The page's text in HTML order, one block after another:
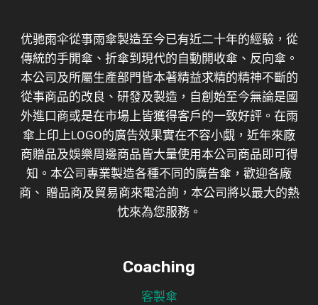
优驰雨伞從事雨傘製造至今已有近二十年的經驗，從
傳統的手開傘、折傘到現代的自動開收傘、反向傘。
本公司及所屬生產部門皆本著精益求精的精神不斷的
從事商品的改良、研發及製造，自創始至今無論是國
外進口商或是在市場上皆獲得客戶的一致好評。在雨
傘上印上LOGO的廣告效果實在不容小覷，近年來廠
商贈品及娛樂周邊商品皆大量使用本公司商品即可得
知。本公司專業製造各種不同的廣告傘，歡迎各廠
商、 贈品商及貿易商來電洽詢，本公司將以最大的熱
忱來為您服務。
Coaching
客製傘